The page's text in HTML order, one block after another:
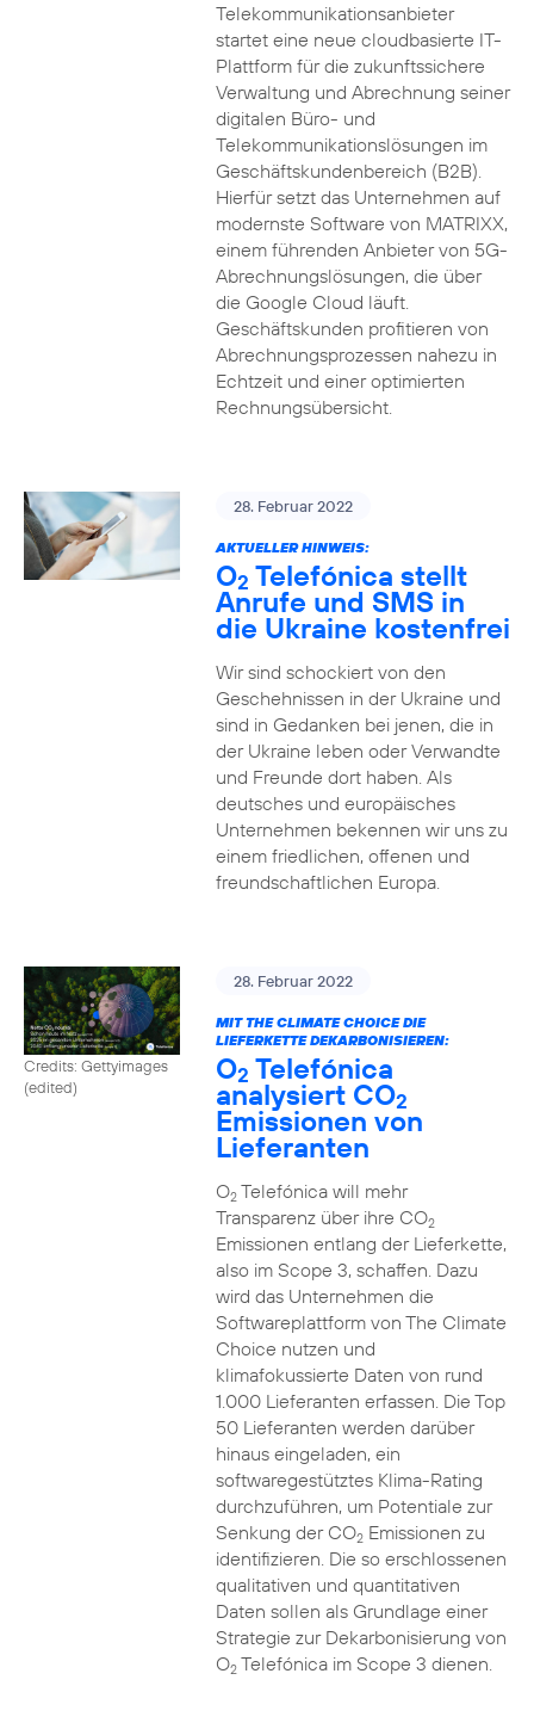
Telekommunikationsanbieter
startet eine neue cloudbasierte IT-
Plattform für die zukunftssichere
Verwaltung und Abrechnung seiner
digitalen Büro- und
Telekommunikationslösungen im
Geschäftskundenbereich (B2B).
Hierfür setzt das Unternehmen auf
modernste Software von MATRIXX,
einem führenden Anbieter von 5G-
Abrechnungslösungen, die über
die Google Cloud läuft.
Geschäftskunden profitieren von
Abrechnungsprozessen nahezu in
Echtzeit und einer optimierten
Rechnungsübersicht.
28. Februar 2022
AKTUELLER HINWEIS:
O2 Telefónica stellt
Anrufe und SMS in
die Ukraine kostenfrei
Wir sind schockiert von den
Geschehnissen in der Ukraine und
sind in Gedanken bei jenen, die in
der Ukraine leben oder Verwandte
und Freunde dort haben. Als
deutsches und europäisches
Unternehmen bekennen wir uns zu
einem friedlichen, offenen und
freundschaftlichen Europa.
Credits: Gettyimages
(edited)
28. Februar 2022
MIT THE CLIMATE CHOICE DIE
LIEFERKETTE DEKARBONISIEREN:
O2 Telefónica
analysiert CO2
Emissionen von
Lieferanten
O2Telefónica will mehr
Transparenz über ihre CO2
Emissionen entlang der Lieferkette,
also im Scope 3, schaffen. Dazu
wird das Unternehmen die
Softwareplattform von The Climate
Choice nutzen und
klimafokussierte Daten von rund
1.000 Lieferanten erfassen. Die Top
50 Lieferanten werden darüber
hinaus eingeladen, ein
softwaregestütztes Klima-Rating
durchzuführen, um Potentiale zur
Senkung der CO2Emissionen zu
identifizieren. Die so erschlossenen
qualitativen und quantitativen
Daten sollen als Grundlage einer
Strategie zur Dekarbonisierung von
O2Telefónica im Scope 3 dienen.